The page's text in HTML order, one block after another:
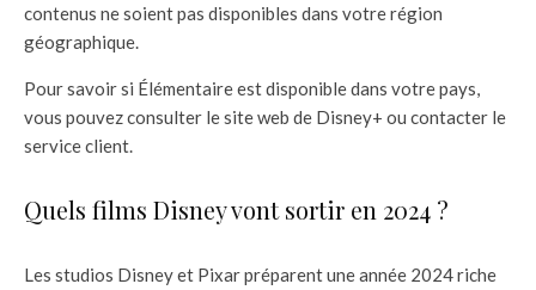
contenus ne soient pas disponibles dans votre région
géographique.
Pour savoir si Élémentaire est disponible dans votre pays,
vous pouvez consulter le site web de Disney+ ou contacter le
service client.
Quels films Disney vont sortir en 2024 ?
Les studios Disney et Pixar préparent une année 2024 riche